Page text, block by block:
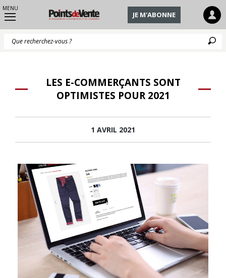
MENU
JE M'ABONNE
LES E-COMMERÇANTS SONT
OPTIMISTES POUR 2021
1 AVRIL 2021